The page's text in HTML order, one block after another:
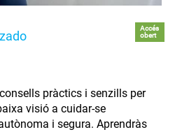
Accés
obert
pràctics i senzills per
visió a cuidar-se
i segura. Aprendràs